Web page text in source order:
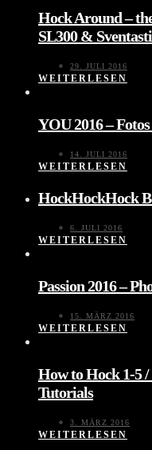
Hock Around –
SL300 &
29. JULI 2016
WEITERLESEN
YOU 2016 –
14. JULI 2016
WEITERLESEN
HockHockHock
6. JULI 2016
WEITERLESEN
Passion 2016 –
15. MÄRZ 2016
WEITERLESEN
How to Hock 1-5
Tutorials
3. MÄRZ 2016
WEITERLESEN